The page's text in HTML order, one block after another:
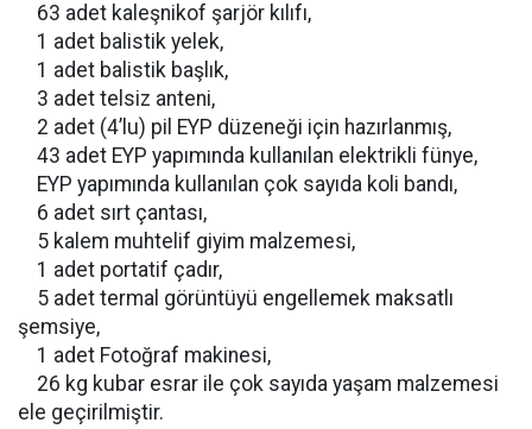
63 adet kaleşnikof şarjör kılıfı,
1 adet balistik yelek,
1 adet balistik başlık,
3 adet telsiz anteni,
2 adet (4’lu) pil EYP düzeneği için hazırlanmış,
43 adet EYP yapımında kullanılan elektrikli fünye,
EYP yapımında kullanılan çok sayıda koli bandı,
6 adet sırt çantası,
5 kalem muhtelif giyim malzemesi,
1 adet portatif çadır,
5 adet termal görüntüyü engellemek maksatlı
şemsiye,
1 adet Fotoğraf makinesi,
26 kg kubar esrar ile çok sayıda yaşam malzemesi
ele geçirilmiştir.